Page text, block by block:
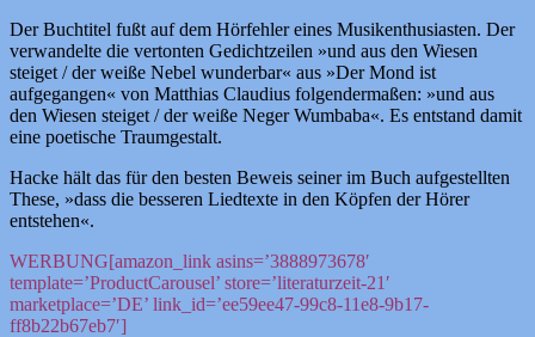
Der Buchtitel fußt auf dem Hörfehler eines Musikenthusiasten. Der
verwandelte die vertonten Gedichtzeilen »und aus den Wiesen
steiget / der weiße Nebel wunderbar« aus »Der Mond ist
aufgegangen« von Matthias Claudius folgendermaßen: »und aus
den Wiesen steiget / der weiße Neger Wumbaba«. Es entstand damit
eine poetische Traumgestalt.
Hacke hält das für den besten Beweis seiner im Buch aufgestellten
These, »dass die besseren Liedtexte in den Köpfen der Hörer
entstehen«.
WERBUNG[amazon_link asins=’3888973678′
template=’ProductCarousel’ store=’literaturzeit-21′
marketplace=’DE’ link_id=’ee59ee47-99c8-11e8-9b17-
ff8b22b67eb7′]